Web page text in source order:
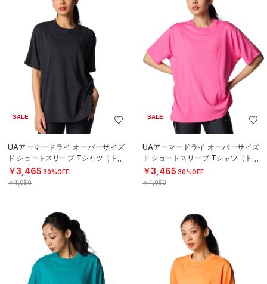
SALE
UAアーマードライ オーバーサイズ
ド ショートスリーブ Tシャツ（トレ
ーニング/WOMEN）
￥3,465 30%OFF
￥4,950
SALE
UAアーマードライ オーバーサイズ
ド ショートスリーブ Tシャツ（トレ
ーニング/WOMEN）
￥3,465 30%OFF
￥4,950